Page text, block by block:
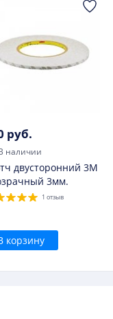
руб.
наличии
двусторонний 3M
3мм.
1 отзыв
корзину